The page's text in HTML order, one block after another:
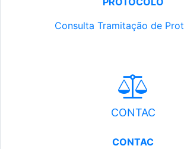
Consulta Tramitação de
CONTAC
CONTAC